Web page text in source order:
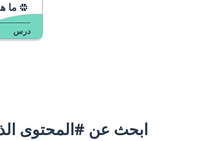
ما
درس
ابحث عن #المحتوى